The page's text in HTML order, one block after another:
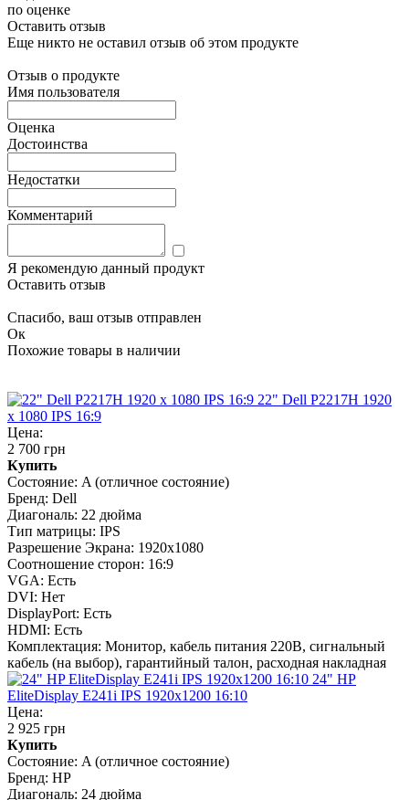
по оценке
Оставить отзыв
Еще никто не оставил отзыв об этом продукте
Отзыв о продукте
Имя пользователя
Оценка
Достоинства
Недостатки
Комментарий
Я рекомендую данный продукт
Оставить отзыв
Спасибо, ваш отзыв отправлен
Ок
Похожие товары в наличии
22" Dell P2217H 1920
x 1080 IPS 16:9
Цена:
2 700 грн
Купить
Состояние: A (отличное состояние)
Бренд: Dell
Диагональ: 22 дюйма
Тип матрицы: IPS
Разрешение Экрана: 1920x1080
Соотношение сторон: 16:9
VGA: Есть
DVI: Нет
DisplayPort: Есть
HDMI: Есть
Комплектация: Монитор, кабель питания 220В, сигнальный
кабель (на выбор), гарантийный талон, расходная накладная
24" HP
EliteDisplay E241i IPS 1920x1200 16:10
Цена:
2 925 грн
Купить
Состояние: A (отличное состояние)
Бренд: HP
Диагональ: 24 дюйма